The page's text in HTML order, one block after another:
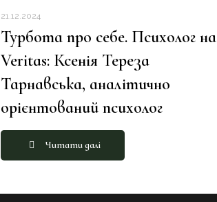
21.12.2024
Турбота про себе. Психолог на
Veritas: Ксенія Тереза
Тарнавська, аналітично
орієнтований психолог
Читати далі